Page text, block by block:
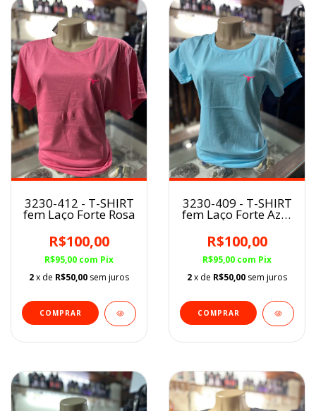
3230-412 - T-SHIRT
fem Laço Forte Rosa
R$100,00
R$95,00 com Pix
2x de R$50,00 sem juros
COMPRAR
3230-409 - T-SHIRT
fem Laço Forte Azul
Bebê
R$100,00
R$95,00 com Pix
2x de R$50,00 sem juros
COMPRAR